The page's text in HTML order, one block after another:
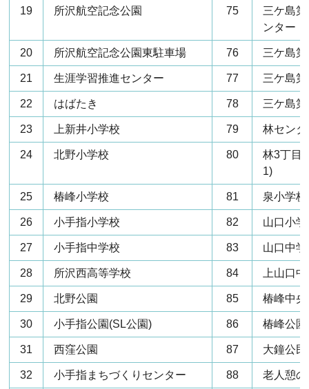
19 所沢航空記念公園 75
三ケ島
ンター
20 所沢航空記念公園東駐車場 76 三ケ島
21 生涯学習推進センター 77 三ケ島
22 はばたき 78 三ケ島
23 上新井小学校 79 林セン
24 北野小学校 80
林3丁目
1)
25 椿峰小学校 81 泉小学校
26 小手指小学校 82 山口小
27 小手指中学校 83 山口中
28 所沢西高等学校 84 上山口
29 北野公園 85 椿峰中
30 小手指公園(SL公園) 86 椿峰公園
31 西窪公園 87 大鐘公
32 小手指まちづくりセンター 88 老人憩